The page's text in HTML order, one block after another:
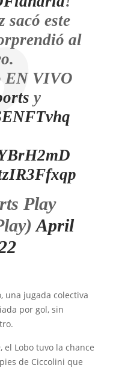
sacó este
al
EN VIVO
y
Play
April
una jugada colectiva
por gol, sin
el Lobo tuvo la chance
de Ciccolini que